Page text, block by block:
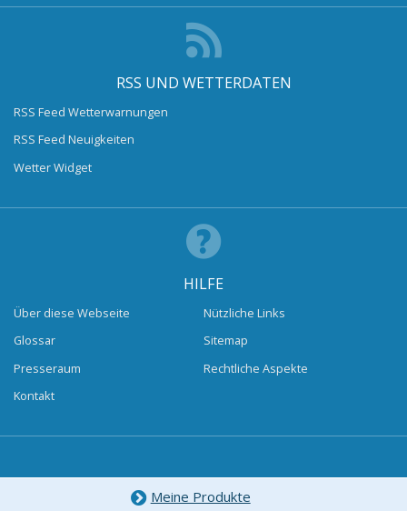
RSS UND WETTERDATEN
RSS Feed Wetterwarnungen
RSS Feed Neuigkeiten
Wetter Widget
HILFE
Über diese Webseite
Glossar
Presseraum
Kontakt
Nützliche Links
Sitemap
Rechtliche Aspekte
Meine Produkte